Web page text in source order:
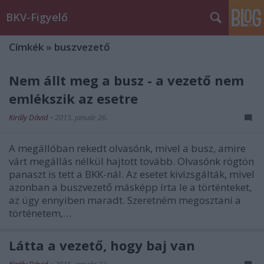
BKV-Figyelő
Címkék » buszvezető
Nem állt meg a busz - a vezető nem
emlékszik az esetre
Király Dávid • 2015. január 26.
A megállóban rekedt olvasónk, mivel a busz, amire
várt megállás nélkül hajtott tovább. Olvasónk rögtön
panaszt is tett a BKK-nál. Az esetet kivizsgálták, mivel
azonban a buszvezető másképp írta le a történteket,
az ügy ennyiben maradt. Szeretném megosztani a
történetem,…
Látta a vezető, hogy baj van